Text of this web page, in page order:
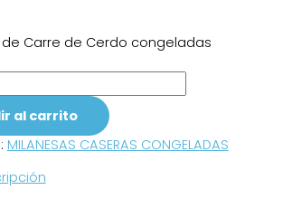
Carre de Cerdo congeladas
al carrito
MILANESAS CASERAS CONGELADAS